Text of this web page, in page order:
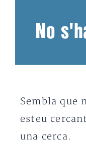
No
Sembla que
esteu
una cerca.